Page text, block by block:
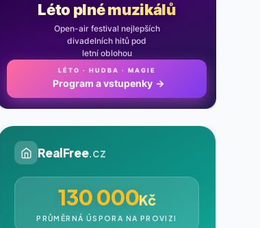
Léto plné muzikálů
Open-air festival nejlepších
divadelních hitů pod
letní oblohou
LÉTO · HUDBA · MAGIE
Program a vstupenky →
RealFree.cz
130 000Kč
PRŮMĚRNÁ ÚSPORA NA PROVIZI